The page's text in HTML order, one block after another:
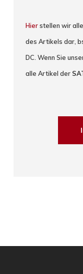
Hierstellen wir
des Artikels dar,
DC. Wenn Sie
alle Artikel der